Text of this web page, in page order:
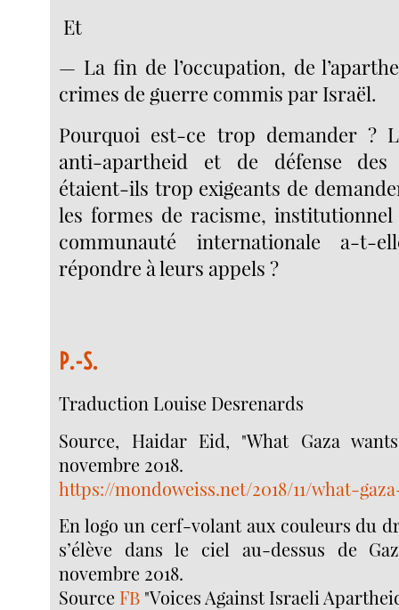
Et
— La fin de l’occupation, de
crimes de guerre commis par Israël.
Pourquoi est-ce trop demander ?
anti-apartheid et de défense
étaient-ils trop exigeants de
les formes de racisme,
communauté internationale a-
répondre à leurs appels ?
P.-S.
Traduction Louise Desrenards
Source, Haidar Eid, "What Gaza
novembre 2018.
https://mondoweiss.net/2018/11/what-
En logo un cerf-volant aux couleurs du
s’élève dans le ciel au-dessus de
novembre 2018.
Source FB "Voices Against Israeli